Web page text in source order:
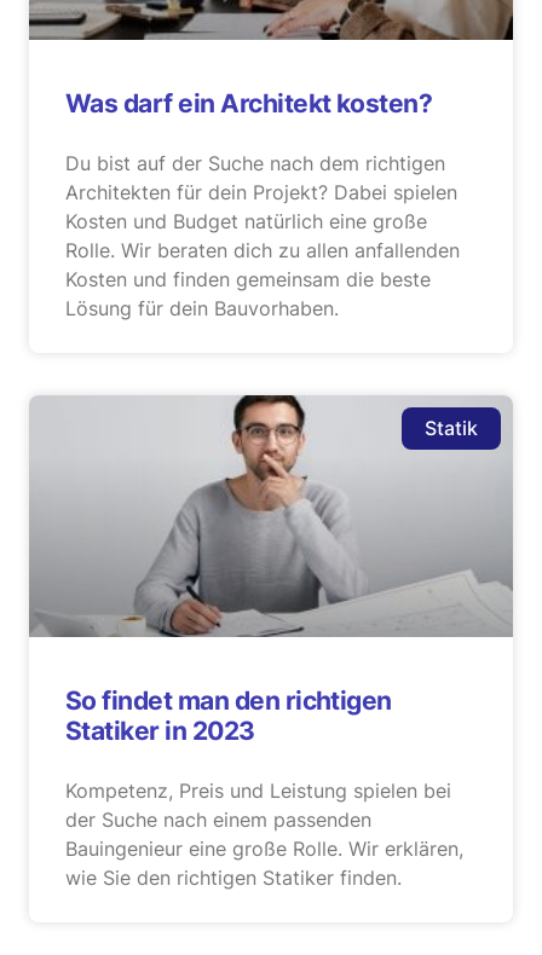
Was darf ein Architekt kosten?
Du bist auf der Suche nach dem richtigen
Architekten für dein Projekt? Dabei spielen
Kosten und Budget natürlich eine große
Rolle. Wir beraten dich zu allen anfallenden
Kosten und finden gemeinsam die beste
Lösung für dein Bauvorhaben.
Statik
So findet man den richtigen
Statiker in 2023
Kompetenz, Preis und Leistung spielen bei
der Suche nach einem passenden
Bauingenieur eine große Rolle. Wir erklären,
wie Sie den richtigen Statiker finden.